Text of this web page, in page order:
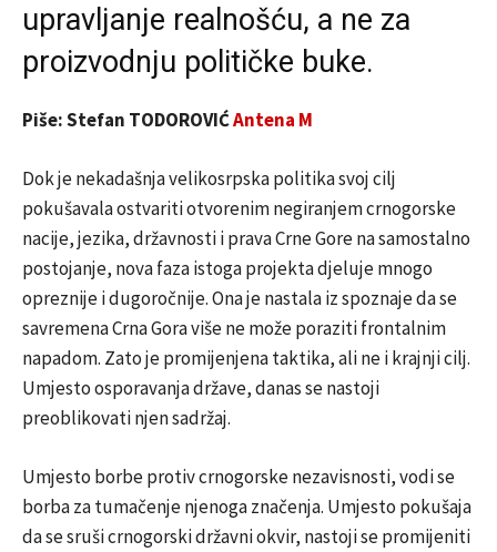
upravljanje realnošću, a ne za
proizvodnju političke buke.
Piše: Stefan TODOROVIĆAntena M
Dok je nekadašnja velikosrpska politika svoj cilj
pokušavala ostvariti otvorenim negiranjem crnogorske
nacije, jezika, državnosti i prava Crne Gore na samostalno
postojanje, nova faza istoga projekta djeluje mnogo
opreznije i dugoročnije. Ona je nastala iz spoznaje da se
savremena Crna Gora više ne može poraziti frontalnim
napadom. Zato je promijenjena taktika, ali ne i krajnji cilj.
Umjesto osporavanja države, danas se nastoji
preoblikovati njen sadržaj.
Umjesto borbe protiv crnogorske nezavisnosti, vodi se
borba za tumačenje njenoga značenja. Umjesto pokušaja
da se sruši crnogorski državni okvir, nastoji se promijeniti